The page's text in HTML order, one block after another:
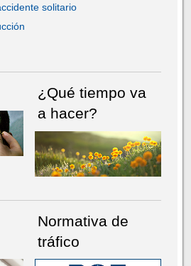
solitario
¿Qué tiempo va
a hacer?
Normativa de
tráfico